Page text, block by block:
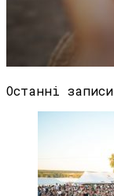
Останні записи